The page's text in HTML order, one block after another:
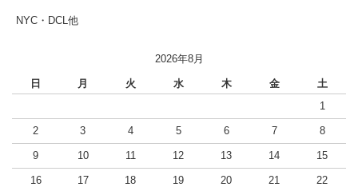
NYC・DCL他
2026年8月
日 月 火 水 木 金
土
1
2 3 4 5 6 7 8
9 10 11 12 13 14 15
16 17 18 19 20 21 22